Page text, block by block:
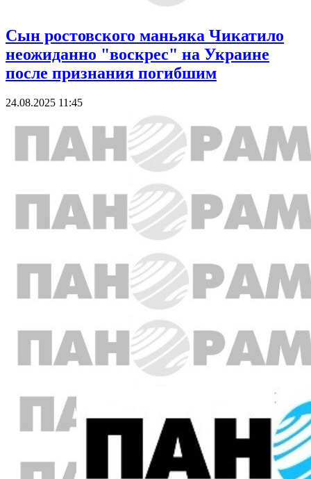
Сын ростовского маньяка Чикатило
неожиданно "воскрес" на Украине
после признания погибшим
24.08.2025 11:45